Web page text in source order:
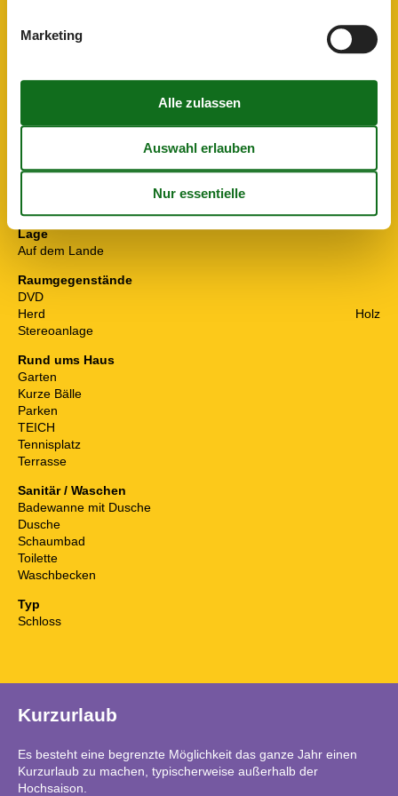
Kinderbett
Backofen
Kühl-/Gefrierschrank
Lage
Auf dem Lande
Raumgegenstände
DVD
Herd
Holz
Stereoanlage
Rund ums Haus
Garten
Kurze Bälle
Parken
TEICH
Tennisplatz
Terrasse
Sanitär / Waschen
Badewanne mit Dusche
Dusche
Schaumbad
Toilette
Waschbecken
Typ
Schloss
Kurzurlaub
Es besteht eine begrenzte Möglichkeit das ganze Jahr einen
Kurzurlaub zu machen, typischerweise außerhalb der
Hochsaison.
Marketing